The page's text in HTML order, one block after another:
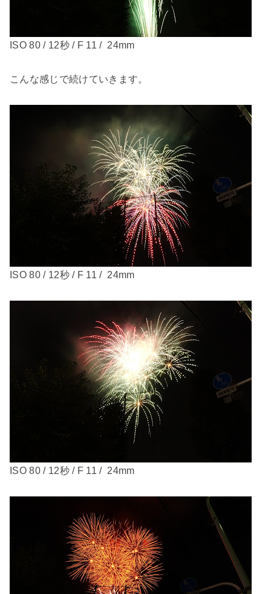
ISO 80 / 12秒 / F 11 / 24mm
こんな感じで続けていきます。
ISO 80 / 12秒 / F 11 / 24mm
ISO 80 / 12秒 / F 11 / 24mm